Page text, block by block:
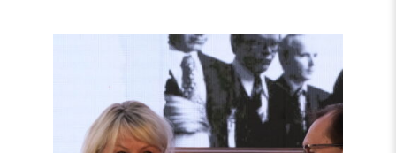
Read
article
"Møt
Helsingforskomiteen
på
Arendalsuka
2026"